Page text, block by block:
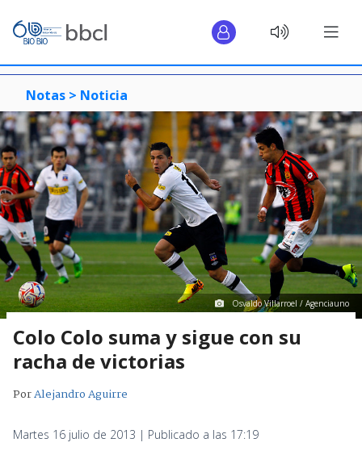
Notas > Noticia
Osvaldo Villarroel / Agenciauno
Colo Colo suma y sigue con su
racha de victorias
PorAlejandro Aguirre
Martes 16 julio de 2013 | Publicado a las 17:19